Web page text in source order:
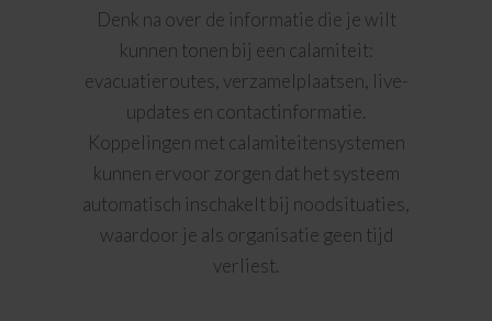
Denk na over de informatie die je wilt
kunnen tonen bij een calamiteit:
evacuatieroutes, verzamelplaatsen, live-
updates en contactinformatie.
Koppelingen met calamiteitensystemen
kunnen ervoor zorgen dat het systeem
automatisch inschakelt bij noodsituaties,
waardoor je als organisatie geen tijd
verliest.